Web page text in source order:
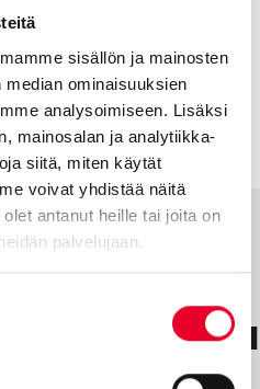
sisällön ja mainosten
ominaisuuksien
analysoimiseen. Lisäksi
mainosalan ja analytiikka-
siitä, miten käytät
voivat yhdistää näitä
antanut heille tai joita on
palvelujaan.